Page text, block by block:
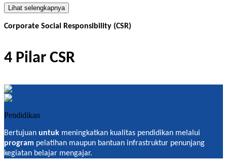
Lihat selengkapnya
Corporate Social Responsibility (CSR)
4 Pilar CSR
Pendidikan
Bertujuan untuk meningkatkan kualitas pendidikan melalui
program pelatihan maupun bantuan infrastruktur penunjang
kegiatan belajar mengajar.